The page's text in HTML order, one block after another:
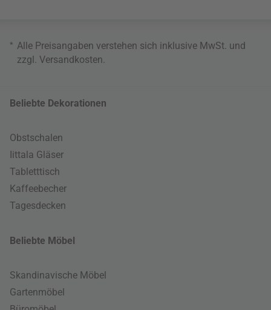
* Alle Preisangaben verstehen sich inklusive MwSt. und
zzgl. Versandkosten.
Beliebte Dekorationen
Obstschalen
Iittala Gläser
Tabletttisch
Kaffeebecher
Tagesdecken
Beliebte Möbel
Skandinavische Möbel
Gartenmöbel